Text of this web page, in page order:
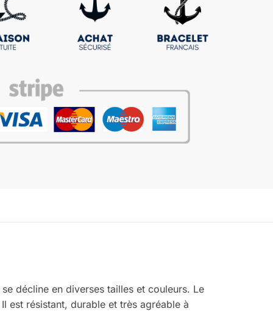
décline en diverses tailles et couleurs. Le
est résistant, durable et très agréable à